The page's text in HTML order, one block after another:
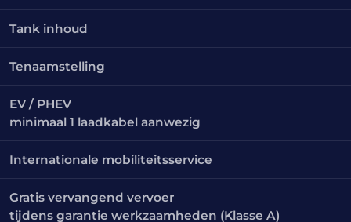
Tank inhoud
Tenaamstelling
EV / PHEV
minimaal 1 laadkabel aanwezig
Internationale mobiliteitsservice
Gratis vervangend vervoer
tijdens garantie werkzaamheden (Klasse A)